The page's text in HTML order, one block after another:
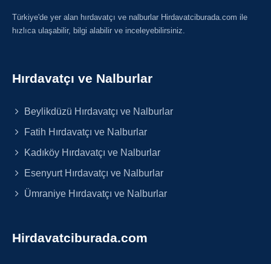
Türkiye'de yer alan hırdavatçı ve nalburlar Hirdavatciburada.com ile
hızlıca ulaşabilir, bilgi alabilir ve inceleyebilirsiniz.
Hırdavatçı ve Nalburlar
Beylikdüzü Hırdavatçı ve Nalburlar
Fatih Hırdavatçı ve Nalburlar
Kadıköy Hırdavatçı ve Nalburlar
Esenyurt Hırdavatçı ve Nalburlar
Ümraniye Hırdavatçı ve Nalburlar
Hirdavatciburada.com